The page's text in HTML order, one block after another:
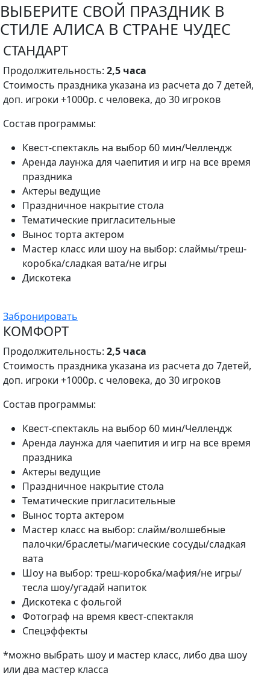
ВЫБЕРИТЕ СВОЙ ПРАЗДНИК В
СТИЛЕ АЛИСА В СТРАНЕ ЧУДЕС
СТАНДАРТ
Продолжительность: 2,5 часа
Стоимость праздника указана из расчета до 7 детей,
доп. игроки +1000р. с человека, до 30 игроков
Состав программы:
Квест-спектакль на выбор 60 мин/Челлендж
Аренда лаунжа для чаепития и игр на все время
праздника
Актеры ведущие
Праздничное накрытие стола
Тематические пригласительные
Вынос торта актером
Мастер класс или шоу на выбор: слаймы/треш-
коробка/сладкая вата/не игры
Дискотека
Забронировать
КОМФОРТ
Продолжительность: 2,5 часа
Стоимость праздника указана из расчета до 7детей,
доп. игроки +1000р. с человека, до 30 игроков
Состав программы:
Квест-спектакль на выбор 60 мин/Челлендж
Аренда лаунжа для чаепития и игр на все время
праздника
Актеры ведущие
Праздничное накрытие стола
Тематические пригласительные
Вынос торта актером
Мастер класс на выбор: слайм/волшебные
палочки/браслеты/магические сосуды/сладкая
вата
Шоу на выбор: треш-коробка/мафия/не игры/
тесла шоу/угадай напиток
Дискотека с фольгой
Фотограф на время квест-спектакля
Спецэффекты
*можно выбрать шоу и мастер класс, либо два шоу
или два мастер класса